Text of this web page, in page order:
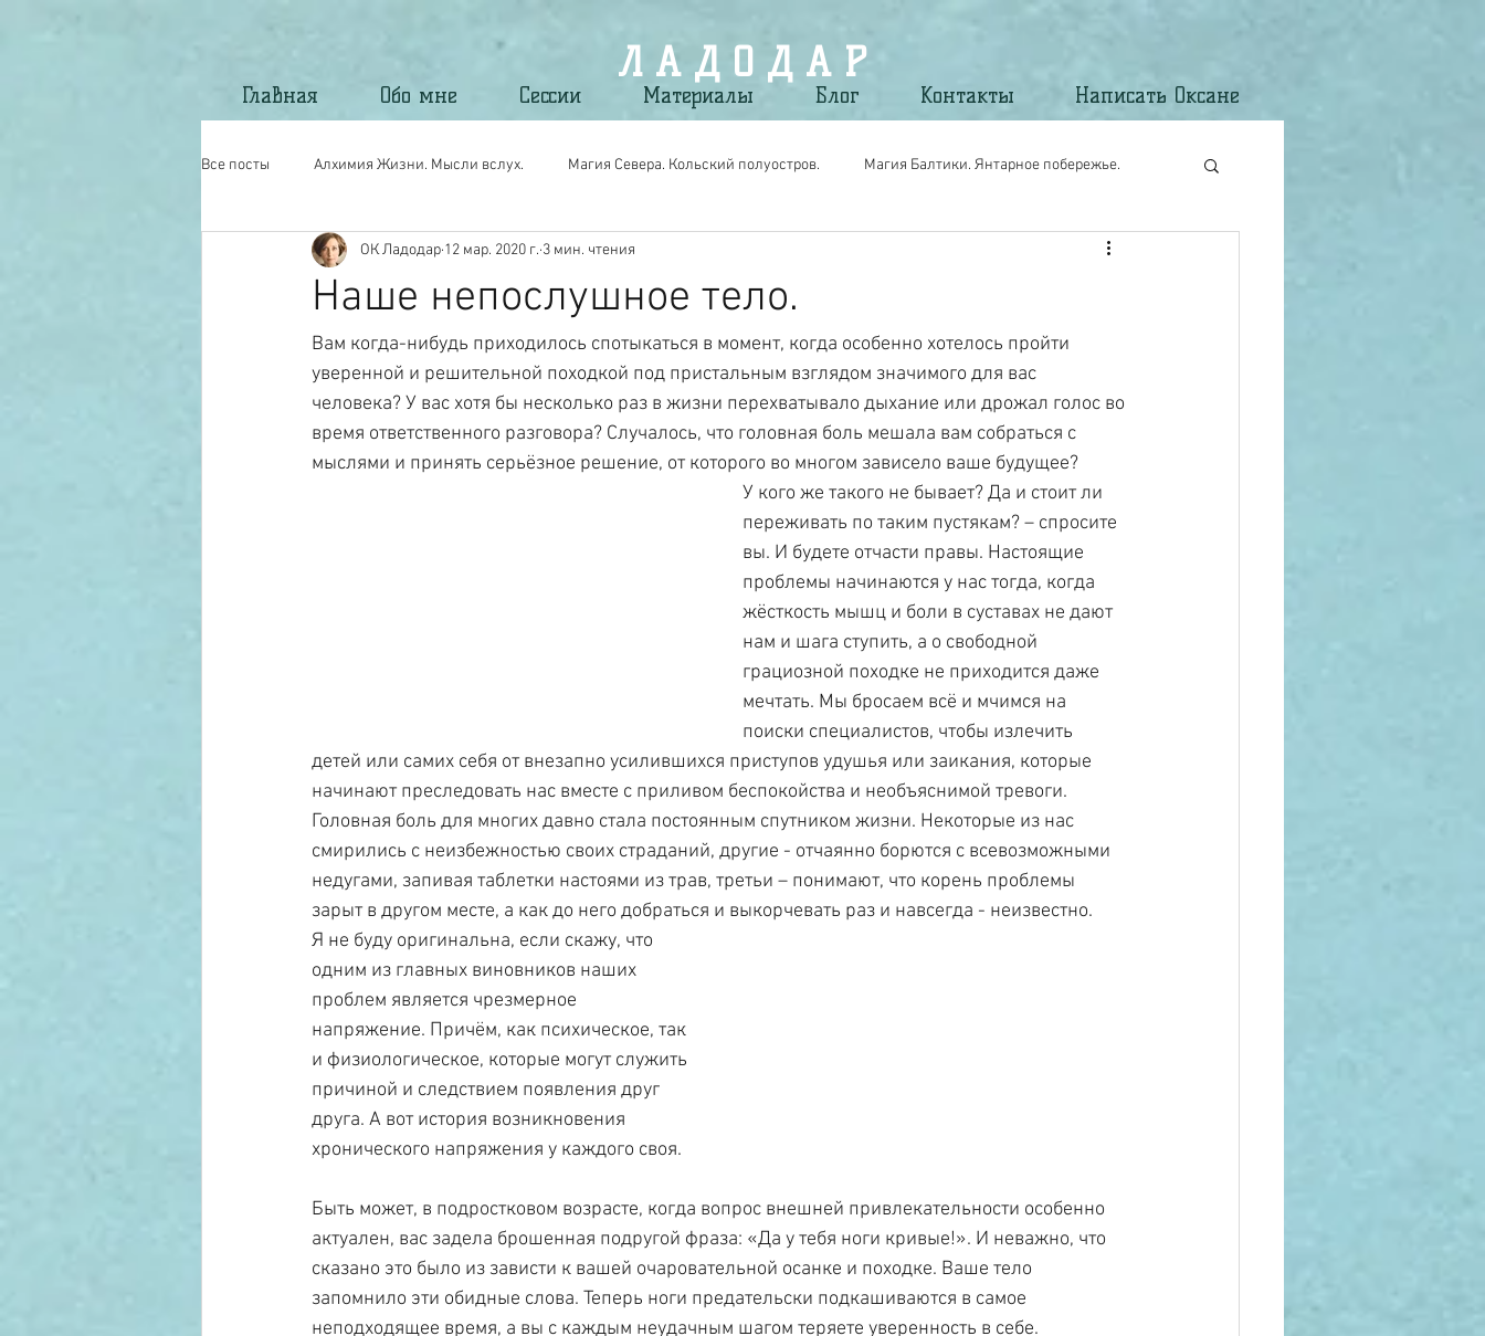
Главная Обо мне Сессии Материалы Блог Контакты Написать Оксане
Л А Д О Д А Р
Все посты Алхимия Жизни. Мысли вслух. Магия Севера. Кольский полуостров. Магия Балтики. Янтарное побережье.
Моё стихотворчество. North Magic. Вещи Силы для своих.
Наше непослушное тело.
ОК Ладодар 12 мар. 2020 г. 3 мин. чтения
Вам когда-нибудь приходилось спотыкаться в момент, когда особенно хотелось пройти
уверенной и решительной походкой под пристальным взглядом значимого для вас
человека? У вас хотя бы несколько раз в жизни перехватывало дыхание или дрожал голос во
время ответственного разговора? Случалось, что головная боль мешала вам собраться с
мыслями и принять серьёзное решение, от которого во многом зависело ваше будущее?
У кого же такого не бывает? Да и стоит ли
переживать по таким пустякам? – спросите
вы. И будете отчасти правы. Настоящие
проблемы начинаются у нас тогда, когда
жёсткость мышц и боли в суставах не дают
нам и шага ступить, а о свободной
грациозной походке не приходится даже
мечтать. Мы бросаем всё и мчимся на
поиски специалистов, чтобы излечить
детей или самих себя от внезапно усилившихся приступов удушья или заикания, которые
начинают преследовать нас вместе с приливом беспокойства и необъяснимой тревоги.
Головная боль для многих давно стала постоянным спутником жизни. Некоторые из нас
смирились с неизбежностью своих страданий, другие - отчаянно борются с всевозможными
недугами, запивая таблетки настоями из трав, третьи – понимают, что корень проблемы
зарыт в другом месте, а как до него добраться и выкорчевать раз и навсегда - неизвестно.
Я не буду оригинальна, если скажу, что
одним из главных виновников наших
проблем является чрезмерное
напряжение. Причём, как психическое, так
и физиологическое, которые могут служить
причиной и следствием появления друг
друга. А вот история возникновения
хронического напряжения у каждого своя.
Быть может, в подростковом возрасте, когда вопрос внешней привлекательности особенно
актуален, вас задела брошенная подругой фраза: «Да у тебя ноги кривые!». И неважно, что
сказано это было из зависти к вашей очаровательной осанке и походке. Ваше тело
запомнило эти обидные слова. Теперь ноги предательски подкашиваются в самое
неподходящее время, а вы с каждым неудачным шагом теряете уверенность в себе.